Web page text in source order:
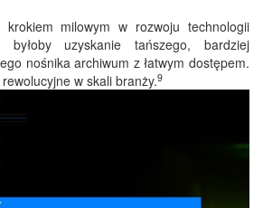
krokiem milowym w rozwoju technologii
byłoby uzyskanie tańszego, bardziej
nośnika archiwum z łatwym dostępem.
w skali branży.9